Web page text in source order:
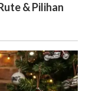
& Pilihan